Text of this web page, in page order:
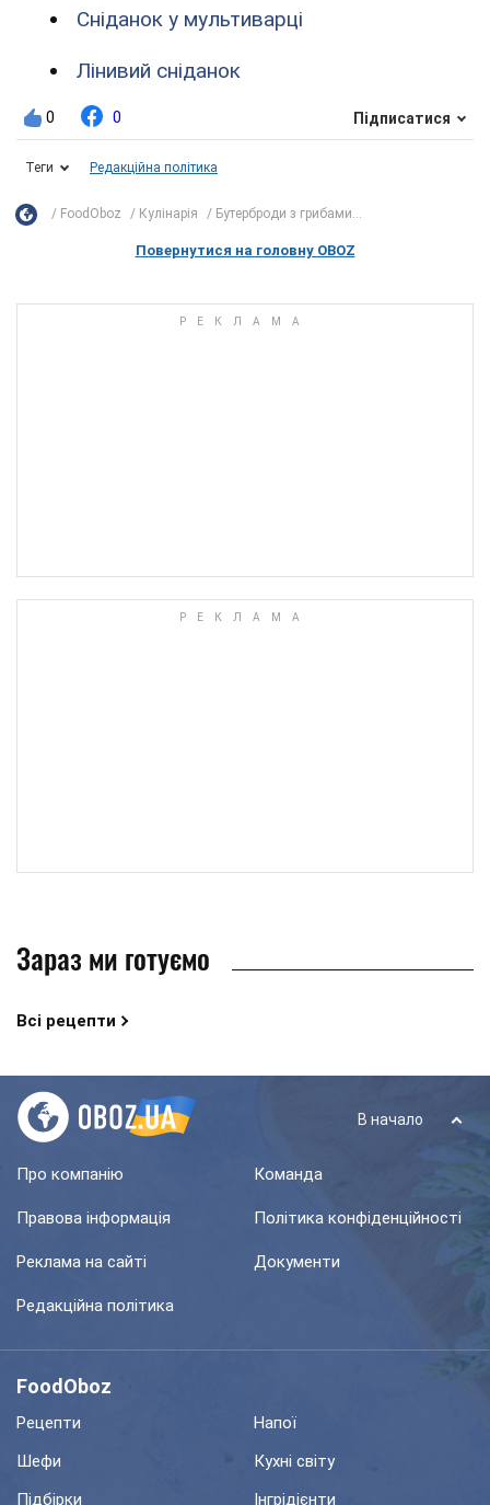
Сніданок у мультиварці
Лінивий сніданок
0 0 Підписатися
Теги Редакційна політика
FoodOboz Кулінарія Бутерброди з грибами...
Повернутися на головну OBOZ
Зараз ми готуємо
Всі рецепти
В начало
Про компанію Команда
Правова інформація Політика конфіденційності
Реклама на сайті Документи
Редакційна політика
FoodOboz
Рецепти
Напої
Шефи
Кухні світу
Підбірки
Інгрідієнти